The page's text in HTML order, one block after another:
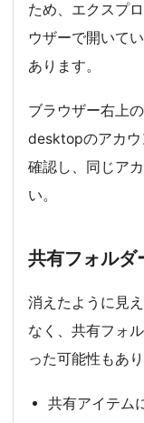
ため、エクスプ
ウザーで開いて
あります。
ブラウザー右上
desktopのアカウ
確認し、同じア
い。
共有フォルダ
消えたように見
なく、共有フォ
った可能性もあり
共有アイテム